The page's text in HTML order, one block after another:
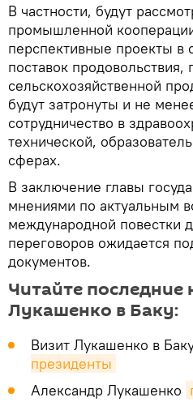
В частности, будут
промышленной
перспективные проекты в
поставок продовольствия,
сельскохозяйственной
будут затронуты и не
сотрудничество в
технической,
сферах.
В заключение главы
мнениями по актуальным
международной повестки
переговоров ожидается
документов.
Читайте последние
Лукашенко в Баку:
Визит Лукашенко в
президенты
Александр Лукашенко